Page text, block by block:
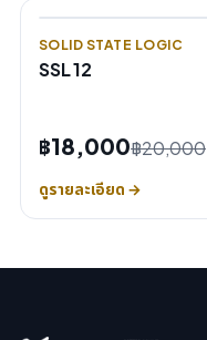
SOLID STATE LOGIC
SSL 12
฿18,000฿20,000
ดูรายละเอียด →